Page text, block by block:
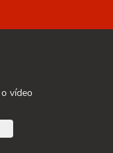
vídeo